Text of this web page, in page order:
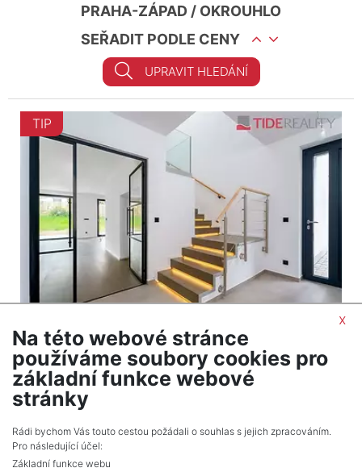
PRAHA-ZÁPAD / OKROUHLO
SEŘADIT PODLE CENY
UPRAVIT HLEDÁNÍ
TIP
Dům na prodej / rodinný dům / 170 m
Praha
21 800 000 Kč (za nemovitost) Cena včetně
provize
x
Na této webové stránce
používáme soubory cookies pro
základní funkce webové
stránky
Rádi bychom Vás touto cestou požádali o souhlas s jejich zpracováním.
Pro následující účel:
Základní funkce webu